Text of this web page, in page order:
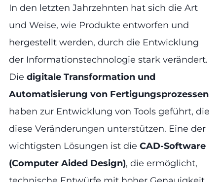
In den letzten Jahrzehnten hat sich die Art
und Weise, wie Produkte entworfen und
hergestellt werden, durch die Entwicklung
der Informationstechnologie stark verändert.
Die digitale Transformation und
Automatisierung von Fertigungsprozessen
haben zur Entwicklung von Tools geführt, die
diese Veränderungen unterstützen. Eine der
wichtigsten Lösungen ist die CAD-Software
(Computer Aided Design), die ermöglicht,